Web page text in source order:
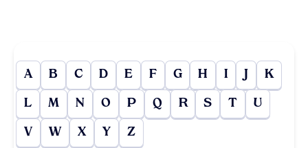
A B C D E F G H I J K
L M N O P Q R S T U
V W X Y Z